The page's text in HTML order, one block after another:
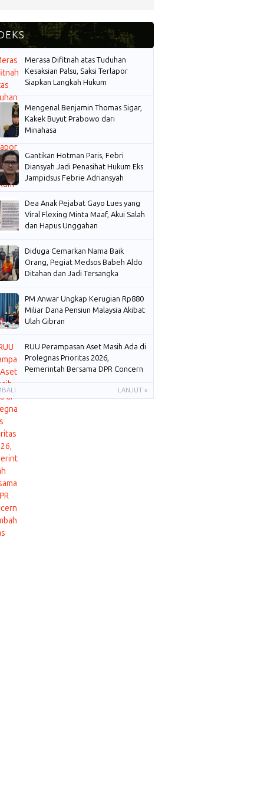
Merasa Difitnah atas Tuduhan
Kesaksian Palsu, Saksi Terlapor
Siapkan Langkah Hukum
Mengenal Benjamin Thomas Sigar,
Kakek Buyut Prabowo dari
Minahasa
Gantikan Hotman Paris, Febri
Diansyah Jadi Penasihat Hukum Eks
Jampidsus Febrie Adriansyah
Dea Anak Pejabat Gayo Lues yang
Viral Flexing Minta Maaf, Akui Salah
dan Hapus Unggahan
Diduga Cemarkan Nama Baik
Orang, Pegiat Medsos Babeh Aldo
Ditahan dan Jadi Tersangka
PM Anwar Ungkap Kerugian Rp880
Miliar Dana Pensiun Malaysia Akibat
Ulah Gibran
RUU Perampasan Aset Masih Ada di
Prolegnas Prioritas 2026,
Pemerintah Bersama DPR Concern
LANJUT »